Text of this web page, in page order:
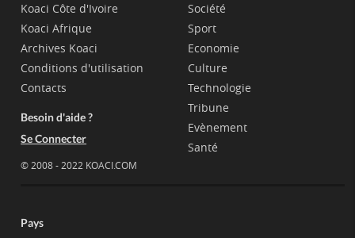
Koaci Côte d'Ivoire
Koaci Afrique
Archives Koaci
Conditions d'utilisation
Contacts
Besoin d'aide ?
Se Connecter
© 2008 - 2022 KOACI.COM
Société
Sport
Economie
Culture
Technologie
Tribune
Evènement
Santé
Pays